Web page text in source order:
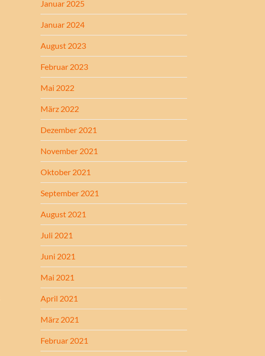
Januar 2025
Januar 2024
August 2023
Februar 2023
Mai 2022
März 2022
Dezember 2021
November 2021
Oktober 2021
September 2021
August 2021
Juli 2021
Juni 2021
Mai 2021
April 2021
März 2021
Februar 2021